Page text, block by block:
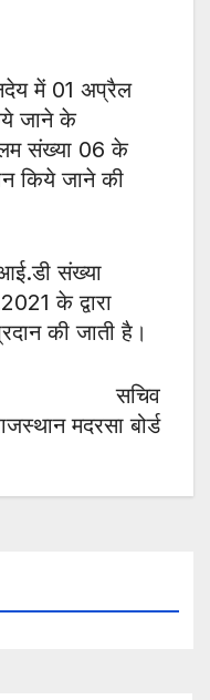
में 01 अप्रैल
जाने के
संख्या 06 के
किये जाने की
संख्या
के द्वारा
की जाती है।
सचिव
मदरसा बोर्ड